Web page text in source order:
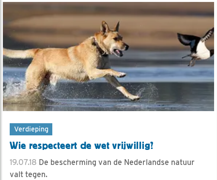
Verdieping
Wie respecteert de wet vrijwillig?
19.07.18 De bescherming van de Nederlandse natuur
valt tegen.